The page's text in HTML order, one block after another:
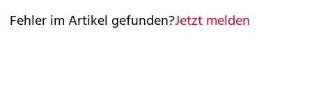
Fehler im Artikel gefunden?Jetzt melden